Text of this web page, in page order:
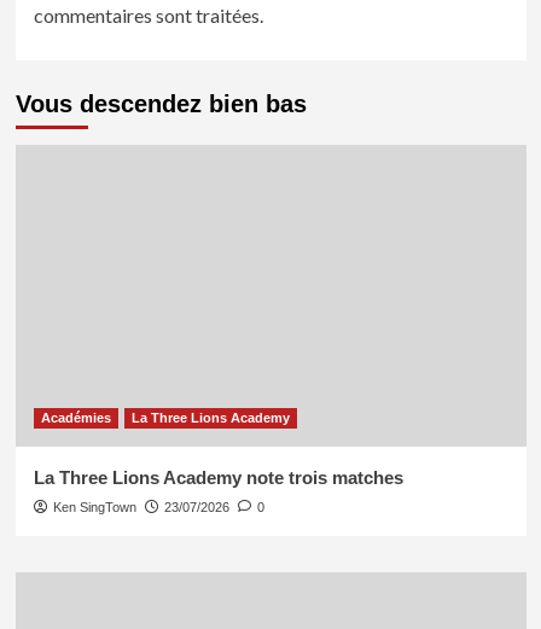
commentaires sont traitées.
Vous descendez bien bas
Académies La Three Lions Academy
La Three Lions Academy note trois matches
Ken SingTown 23/07/2026 0